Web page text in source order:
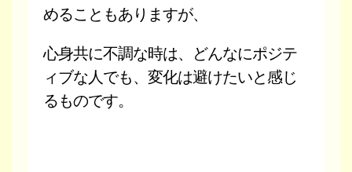
めることもありますが、
心身共に不調な時は、どんなにポジテ
ィブな人でも、変化は避けたいと感じ
るものです。